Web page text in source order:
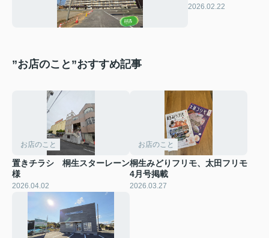
2026.02.22
”お店のこと”おすすめ記事
お店のこと
置きチラシ 桐生スターレーン
様
2026.04.02
お店のこと
桐生みどりフリモ、太田フリモ
4月号掲載
2026.03.27